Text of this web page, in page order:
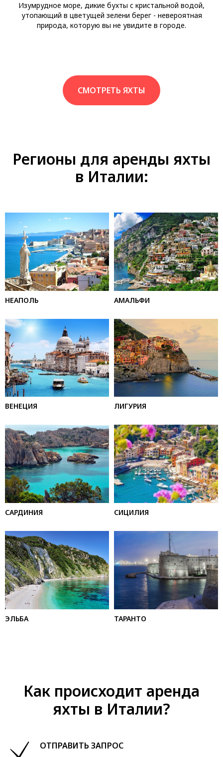
Изумрудное море, дикие бухты с кристальной водой,
утопающий в цветущей зелени берег - невероятная
природа, которую вы не увидите в городе.
СМОТРЕТЬ ЯХТЫ
Регионы для аренды яхты
в Италии:
НЕАПОЛЬ АМАЛЬФИ
ВЕНЕЦИЯ ЛИГУРИЯ
САРДИНИЯ СИЦИЛИЯ
ЭЛЬБА ТАРАНТО
Как происходит аренда
яхты в Италии?
ОТПРАВИТЬ ЗАПРОС